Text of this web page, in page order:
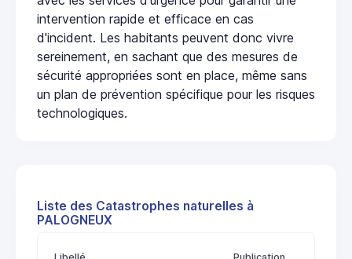
intervention rapide et efficace en cas
d'incident. Les habitants peuvent donc vivre
sereinement, en sachant que des mesures de
sécurité appropriées sont en place, même sans
un plan de prévention spécifique pour les risques
technologiques.
Liste des Catastrophes naturelles à
PALOGNEUX
Libellé Publication